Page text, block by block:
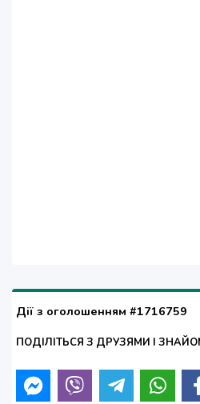
Дії з оголошенням #1716759
ПОДІЛІТЬСЯ З ДРУЗЯМИ І